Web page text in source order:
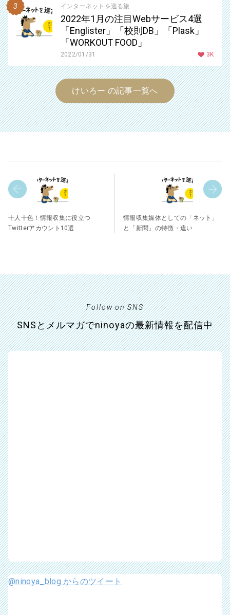
インターネットを巡る旅
2022年1月の注目Webサービス4選
「Englister」「校則DB」「Plask」
「WORKOUT FOOD」
2022/01/31 3K
けいろー の記事一覧へ
十人十色！情報収集に役立つ
Twitterアカウント10選
情報収集媒体としての「ネット」
と「新聞」の特徴・違い
Follow on SNS
SNSとメルマガでninoyaの最新情報を配信中
@ninoya_blog からのツイート